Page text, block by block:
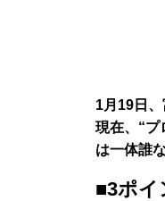
1月19日
現在、“プ
は一体誰
■3ポイ